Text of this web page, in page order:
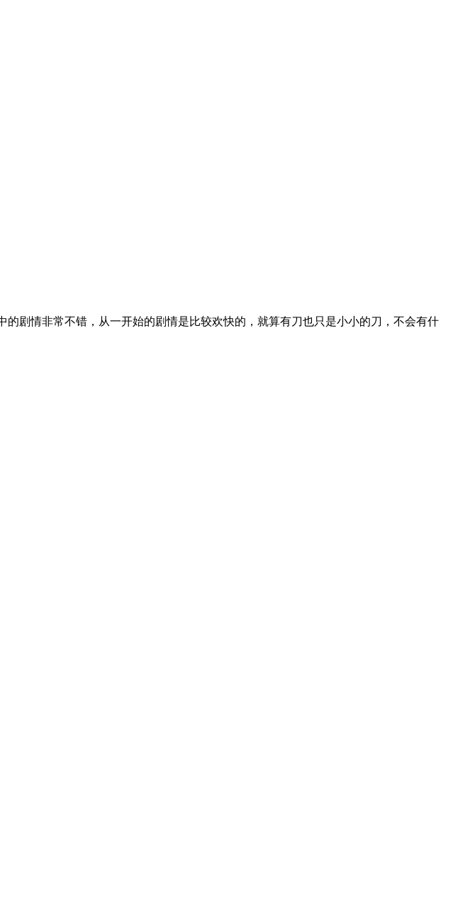
剧情非常不错，从一开始的剧情是比较欢快的，就算有刀也只是小小的刀，不会有什